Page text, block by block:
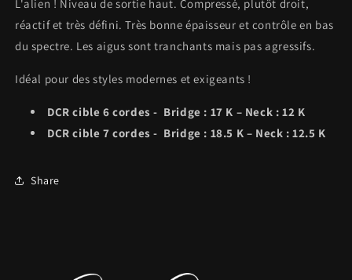
L'alien ! Niveau de sortie haut. Compressé, plutôt droit,
réactif et très défini. Très bonne épaisseur et contrôle en bas
du spectre. Les aigus sont tranchants mais pas agressifs.
Idéal pour des styles modernes et exigeants !
DCR cible 6 cordes - Bridge : 17 K – Neck : 12 K
DCR cible 7 cordes - Bridge : 18.5 K – Neck : 12.5 K
Share